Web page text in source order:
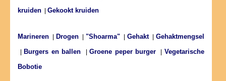
kruiden
Gekookt kruiden
Marineren Drogen "Shoarma" Gehakt|Gehaktmengsel
Burgers en ballen |Groene peper burger |Vegetarische
Bobotie